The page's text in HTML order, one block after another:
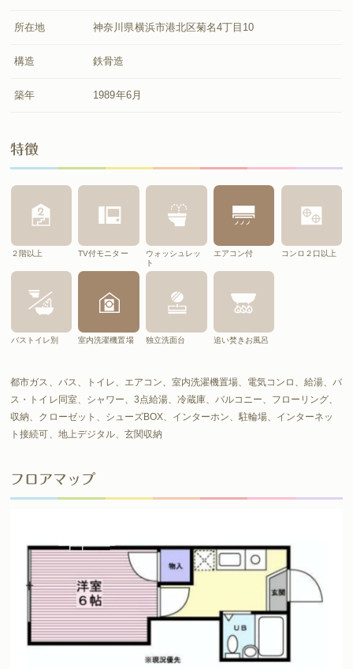
所在地 神奈川県横浜市港北区菊名4丁目10
構造 鉄骨造
築年 1989年6月
特徴
２階以上 TV付モニター
ウォッシュレッ
ト
エアコン付 コンロ２口以上
バストイレ別 室内洗濯機置場 独立洗面台 追い焚きお風呂
都市ガス、バス、トイレ、エアコン、室内洗濯機置場、電気コンロ、給湯、バ
ス・トイレ同室、シャワー、3点給湯、冷蔵庫、バルコニー、フローリング、
収納、クローゼット、シューズBOX、インターホン、駐輪場、インターネッ
ト接続可、地上デジタル、玄関収納
フロアマップ